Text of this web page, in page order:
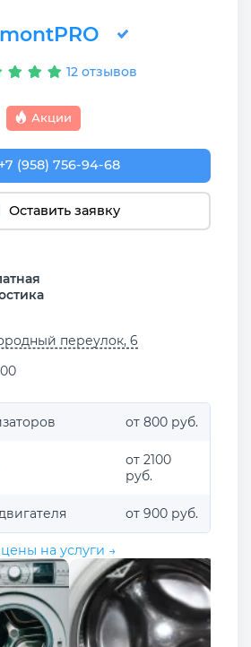
12 отзывов
Акции
+7 (958) 756-94-68
Оставить заявку
переулок, 6
от 800 руб.
от 2100
руб.
от 900 руб.
на услуги →